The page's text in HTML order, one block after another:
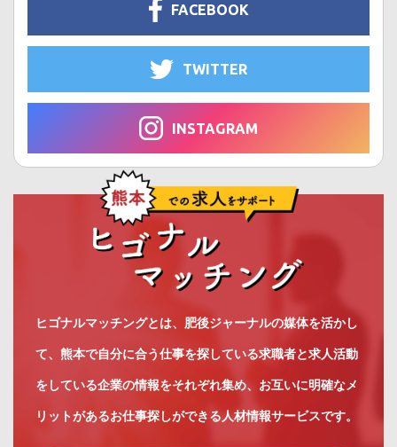
FACEBOOK
TWITTER
INSTAGRAM
ヒゴナルマッチングとは、肥後ジャーナルの媒体を活かし
て、熊本で自分に合う仕事を探している求職者と求人活動
をしている企業の情報をそれぞれ集め、お互いに明確なメ
リットがあるお仕事探しができる人材情報サービスです。